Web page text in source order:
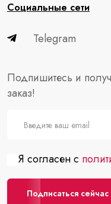
Социальные сети
Telegram
Подпишитесь и
заказ!
Я согласен с
Подписаться сейчас